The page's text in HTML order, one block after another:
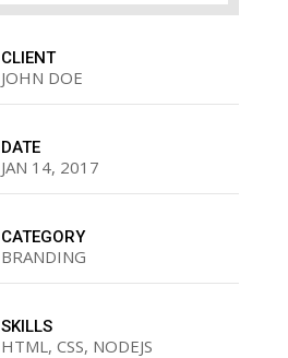
CLIENT
JOHN DOE
DATE
JAN 14, 2017
CATEGORY
BRANDING
SKILLS
HTML, CSS, NODEJS